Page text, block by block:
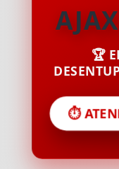
🏆
⏱️